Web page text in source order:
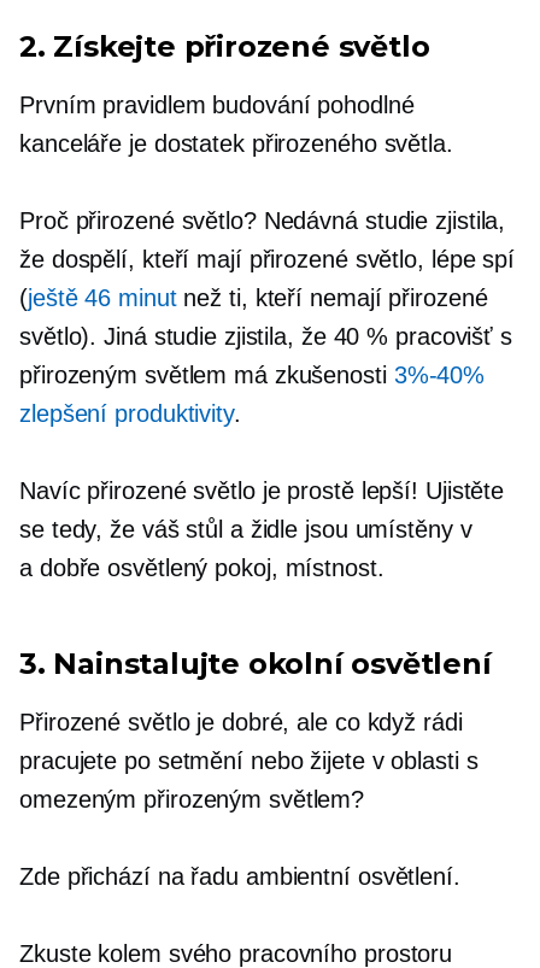
2. Získejte přirozené světlo
Prvním pravidlem budování pohodlné
kanceláře je dostatek přirozeného světla.
Proč přirozené světlo? Nedávná studie zjistila,
že dospělí, kteří mají přirozené světlo, lépe spí
(ještě 46 minutnež ti, kteří nemají přirozené
světlo). Jiná studie zjistila, že 40 % pracovišť s
přirozeným světlem má zkušenosti 3%-40%
zlepšení produktivity.
Navíc přirozené světlo je prostě lepší! Ujistěte
se tedy, že váš stůl a židle jsou umístěny v
a dobře osvětlený pokoj, místnost.
3. Nainstalujte okolní osvětlení
Přirozené světlo je dobré, ale co když rádi
pracujete po setmění nebo žijete v oblasti s
omezeným přirozeným světlem?
Zde přichází na řadu ambientní osvětlení.
Zkuste kolem svého pracovního prostoru